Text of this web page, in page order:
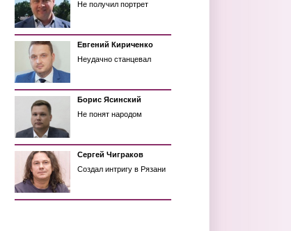
Не получил портрет
Евгений Кириченко
Неудачно станцевал
Борис Ясинский
Не понят народом
Сергей Чиграков
Создал интригу в Рязани